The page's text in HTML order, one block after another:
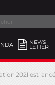
NEWS
LETTER
2021 est lancé